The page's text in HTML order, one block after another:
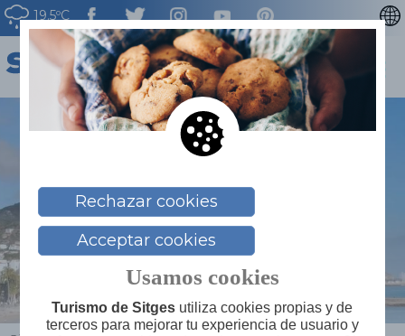
19.5ºC
CATALÀ
ENGLISH
FRANÇAIS
Rechazar cookies
Acceptar cookies
Usamos cookies
Turismo de Sitges utiliza cookies propias y de
terceros para mejorar tu experiencia de usuario y